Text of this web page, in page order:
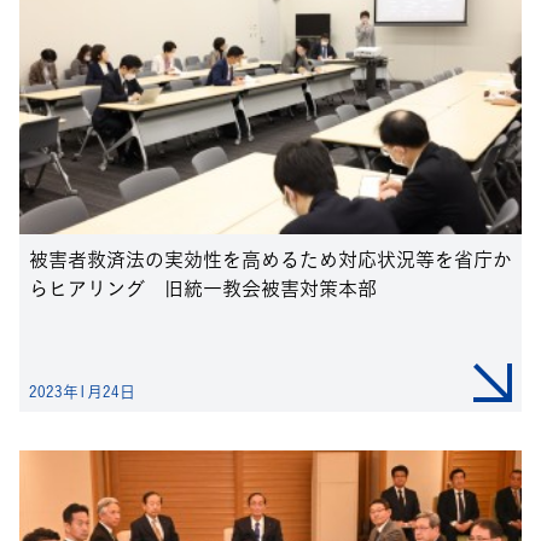
被害者救済法の実効性を高めるため対応状況等を省庁か
らヒアリング 旧統一教会被害対策本部
2023年1月24日